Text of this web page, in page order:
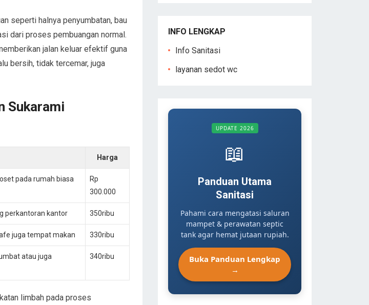
seperti halnya penyumbatan, bau
dari proses pembuangan normal.
jalan keluar efektif guna
bersih, tidak tercemar, juga
Sukarami
Harga
pada rumah biasa
Rp
300.000
perkantoran kantor 350ribu
juga tempat makan 330ribu
atau juga
340ribu
limbah pada proses
INFO LENGKAP
Info Sanitasi
layanan sedot wc
UPDATE 2026
📖
Panduan Utama
Sanitasi
Pahami cara mengatasi saluran
mampet & perawatan septic
tank agar hemat jutaan rupiah.
Buka Panduan Lengkap
→